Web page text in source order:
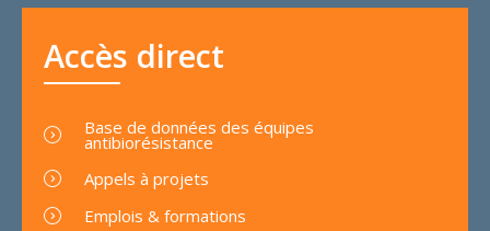
Accès direct
Base de données des équipes
antibiorésistance
Appels à projets
Emplois & formations